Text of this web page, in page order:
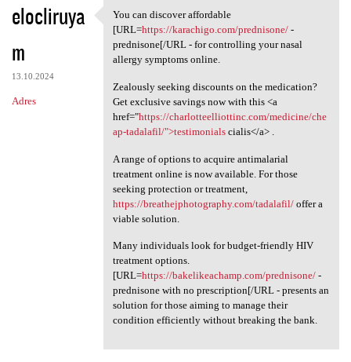
elocliruya
m
13.10.2024
Adres
You can discover affordable
You can discover affordable
[URL=https://karachigo.com/prednisone/-
prednisone[/URL - for controlling your nasal
allergy symptoms online.
Zealously seeking discounts on the medication?
Get exclusive savings now with this <a
href="https://charlotteelliottinc.com/medicine/che
ap-tadalafil/">testimonialscialis</a> .
A range of options to acquire antimalarial
treatment online is now available. For those
seeking protection or treatment,
https://breathejphotography.com/tadalafil/offer a
viable solution.
Many individuals look for budget-friendly HIV
treatment options.
[URL=https://bakelikeachamp.com/prednisone/-
prednisone with no prescription[/URL - presents an
solution for those aiming to manage their
condition efficiently without breaking the bank.